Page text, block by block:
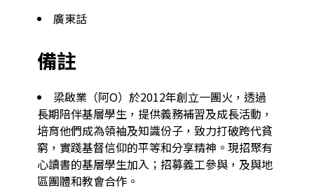
廣東話
備註
梁啟業（阿O）於2012年創立一團火，透過
長期陪伴基層學生，提供義務補習及成長活動，
培育他們成為領袖及知識份子，致力打破跨代貧
窮，實踐基督信仰的平等和分享精神。現招聚有
心讀書的基層學生加入；招募義工參與，及與地
區團體和教會合作。